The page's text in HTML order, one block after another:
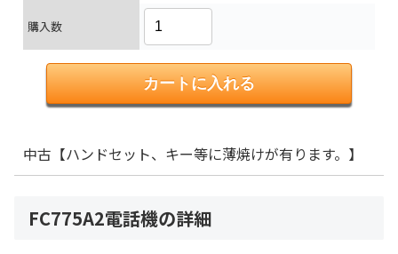
購入数
中古【ハンドセット、キー等に薄焼けが有ります。】
FC775A2電話機の詳細